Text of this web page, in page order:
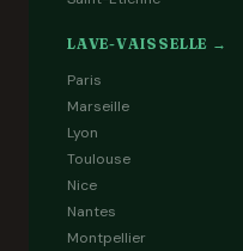
LAVE-VAISSELLE →
Paris
Marseille
Lyon
Toulouse
Nice
Nantes
Montpellier